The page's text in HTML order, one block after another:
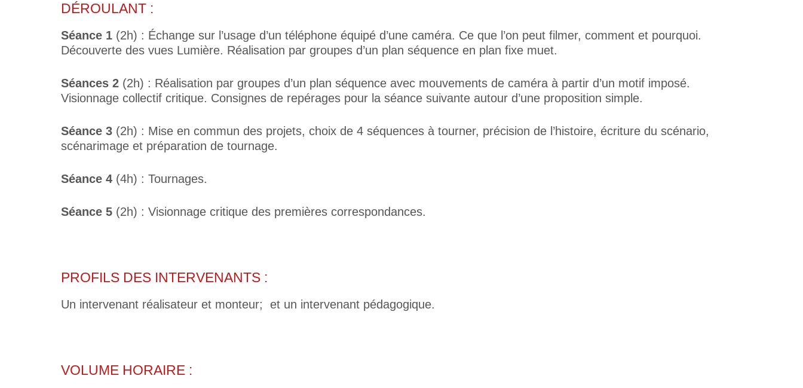
DÉROULANT :
Séance 1 (2h) : Échange sur l’usage d’un téléphone équipé d’une caméra. Ce que l’on peut filmer, comment et pourquoi.
Découverte des vues Lumière. Réalisation par groupes d’un plan séquence en plan fixe muet.
Séances 2 (2h) : Réalisation par groupes d’un plan séquence avec mouvements de caméra à partir d’un motif imposé.
Visionnage collectif critique. Consignes de repérages pour la séance suivante autour d’une proposition simple.
Séance 3 (2h) : Mise en commun des projets, choix de 4 séquences à tourner, précision de l’histoire, écriture du scénario,
scénarimage et préparation de tournage.
Séance 4 (4h) : Tournages.
Séance 5 (2h) : Visionnage critique des premières correspondances.
PROFILS DES INTERVENANTS :
Un intervenant réalisateur et monteur; et un intervenant pédagogique.
VOLUME HORAIRE :